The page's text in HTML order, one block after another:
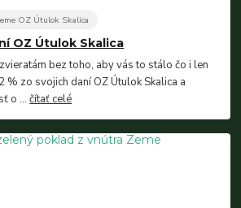
OZ Útulok Skalica
OZ Útulok Skalica
bez toho, aby vás to stálo čo i len
% zo svojich daní OZ Útulok Skalica a
o ...čítať celé